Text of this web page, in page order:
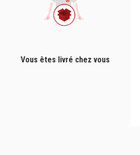
Vous êtes livré chez vous